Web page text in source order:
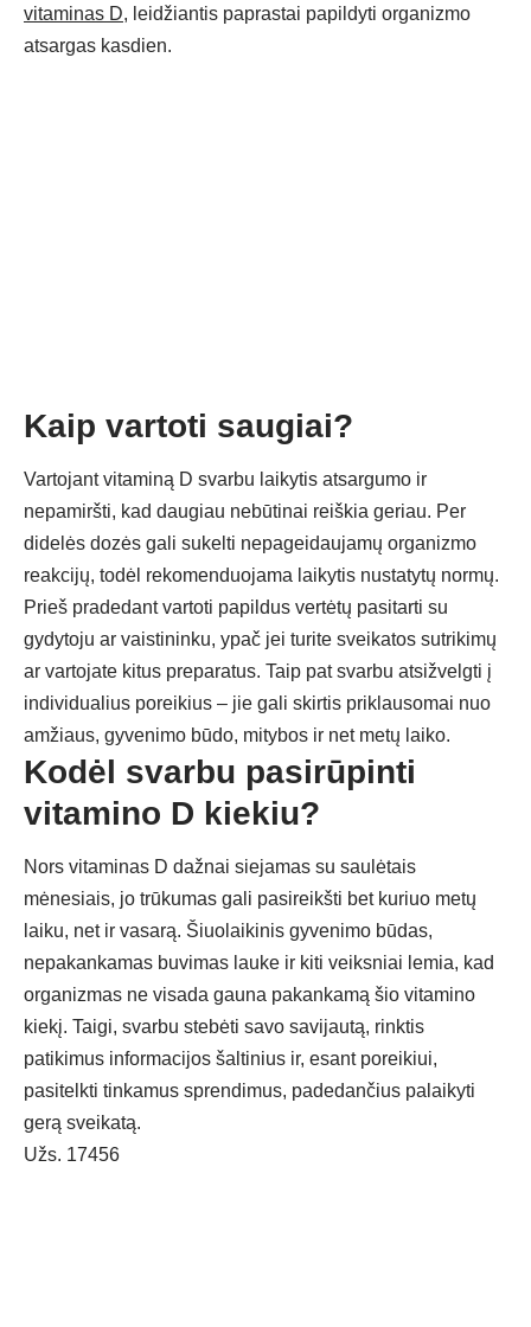
vitaminas D, leidžiantis paprastai papildyti organizmo
atsargas kasdien.
Kaip vartoti saugiai?
Vartojant vitaminą D svarbu laikytis atsargumo ir
nepamiršti, kad daugiau nebūtinai reiškia geriau. Per
didelės dozės gali sukelti nepageidaujamų organizmo
reakcijų, todėl rekomenduojama laikytis nustatytų normų.
Prieš pradedant vartoti papildus vertėtų pasitarti su
gydytoju ar vaistininku, ypač jei turite sveikatos sutrikimų
ar vartojate kitus preparatus. Taip pat svarbu atsižvelgti į
individualius poreikius – jie gali skirtis priklausomai nuo
amžiaus, gyvenimo būdo, mitybos ir net metų laiko.
Kodėl svarbu pasirūpinti
vitamino D kiekiu?
Nors vitaminas D dažnai siejamas su saulėtais
mėnesiais, jo trūkumas gali pasireikšti bet kuriuo metų
laiku, net ir vasarą. Šiuolaikinis gyvenimo būdas,
nepakankamas buvimas lauke ir kiti veiksniai lemia, kad
organizmas ne visada gauna pakankamą šio vitamino
kiekį. Taigi, svarbu stebėti savo savijautą, rinktis
patikimus informacijos šaltinius ir, esant poreikiui,
pasitelkti tinkamus sprendimus, padedančius palaikyti
gerą sveikatą.
Užs. 17456